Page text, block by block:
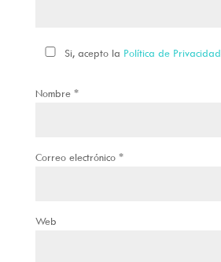
Si, acepto la Política de Privacidad
Nombre *
Correo electrónico *
Web